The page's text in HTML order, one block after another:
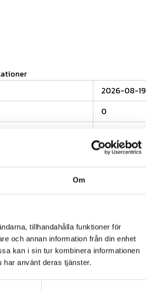
Om
tillhandahålla funktioner för
och annan information från din enhet
kan i sin tur kombinera informationen
har använt deras tjänster.
2026-08-19
0
0.532
13